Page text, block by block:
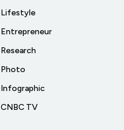
Lifestyle
Entrepreneur
Research
Photo
Infographic
CNBC TV